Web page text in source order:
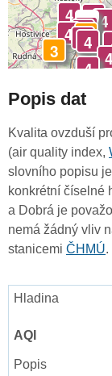
4
4
4
-
4
4
3
4 4
3
44
4
Popis dat
Kvalita ovzduší
(air quality index,
slovního popisu
konkrétní číselné
a Dobrá je
nemá žádný vliv
stanicemi ČHMÚ.